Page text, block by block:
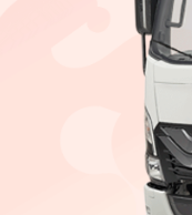
el sistema de
Auto y Apple
Display,
de manos